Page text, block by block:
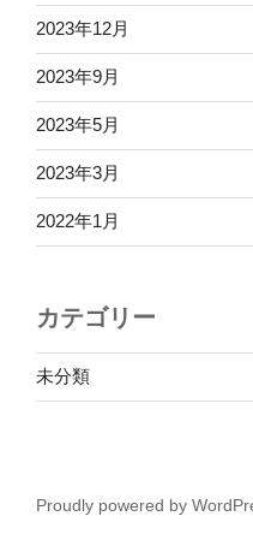
2023年12月
2023年9月
2023年5月
2023年3月
2022年1月
カテゴリー
未分類
Proudly powered by